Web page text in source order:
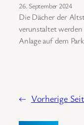
26. September 2024
Die Dächer der
verunstaltet
Anlage auf dem
← Vorherige